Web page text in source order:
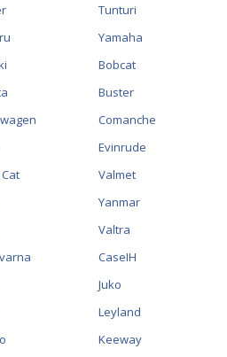
Tunturi
Yamaha
Bobcat
Buster
Comanche
Evinrude
Valmet
Yanmar
Valtra
CaseIH
Juko
Leyland
Keeway